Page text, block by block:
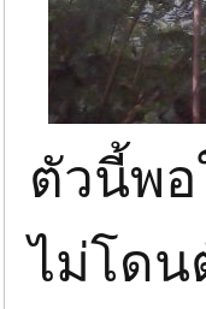
ตัวนี้พอ
ไม่โดน